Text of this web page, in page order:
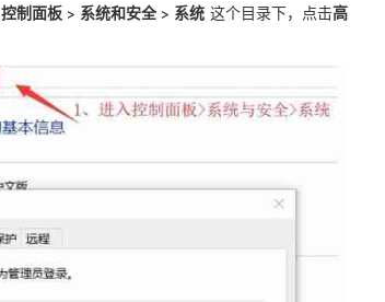
控制面板 > 系统和安全 > 系统 这个目录下，点击高